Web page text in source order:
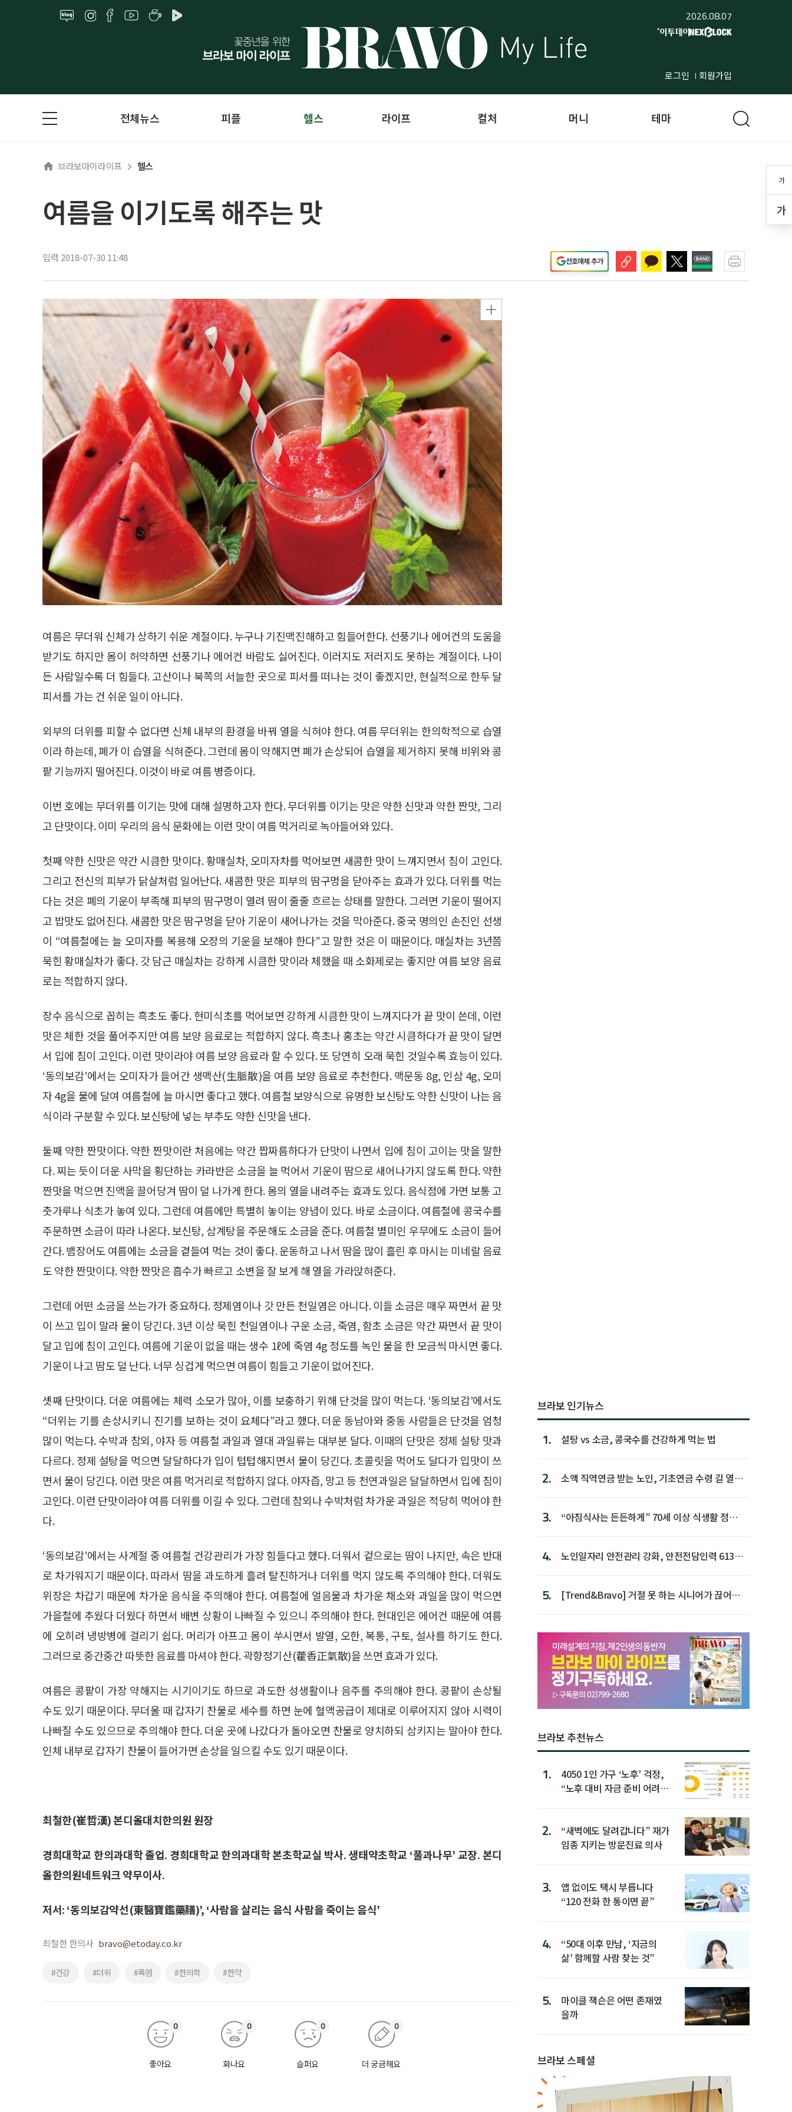
2026.08.07
로그인 회원가입
가
가
전체뉴스 피플 헬스 라이프 컬처 머니 테마
브라보마이라이프 헬스
여름을 이기도록 해주는 맛
입력 2018-07-30 11:48 선호매체 추가
여름은 무더워 신체가 상하기 쉬운 계절이다. 누구나 기진맥진해하고 힘들어한다. 선풍기나 에어컨의 도움을
받기도 하지만 몸이 허약하면 선풍기나 에어컨 바람도 싫어진다. 이러지도 저러지도 못하는 계절이다. 나이
든 사람일수록 더 힘들다. 고산이나 북쪽의 서늘한 곳으로 피서를 떠나는 것이 좋겠지만, 현실적으로 한두 달
피서를 가는 건 쉬운 일이 아니다.
외부의 더위를 피할 수 없다면 신체 내부의 환경을 바꿔 열을 식혀야 한다. 여름 무더위는 한의학적으로 습열
이라 하는데, 폐가 이 습열을 식혀준다. 그런데 몸이 약해지면 폐가 손상되어 습열을 제거하지 못해 비위와 콩
팥 기능까지 떨어진다. 이것이 바로 여름 병증이다.
이번 호에는 무더위를 이기는 맛에 대해 설명하고자 한다. 무더위를 이기는 맛은 약한 신맛과 약한 짠맛, 그리
고 단맛이다. 이미 우리의 음식 문화에는 이런 맛이 여름 먹거리로 녹아들어와 있다.
첫째 약한 신맛은 약간 시큼한 맛이다. 황매실차, 오미자차를 먹어보면 새콤한 맛이 느껴지면서 침이 고인다.
그리고 전신의 피부가 닭살처럼 일어난다. 새콤한 맛은 피부의 땀구멍을 닫아주는 효과가 있다. 더위를 먹는
다는 것은 폐의 기운이 부족해 피부의 땀구멍이 열려 땀이 줄줄 흐르는 상태를 말한다. 그러면 기운이 떨어지
고 밥맛도 없어진다. 새콤한 맛은 땀구멍을 닫아 기운이 새어나가는 것을 막아준다. 중국 명의인 손진인 선생
이 “여름철에는 늘 오미자를 복용해 오장의 기운을 보해야 한다”고 말한 것은 이 때문이다. 매실차는 3년쯤
묵힌 황매실차가 좋다. 갓 담근 매실차는 강하게 시큼한 맛이라 체했을 때 소화제로는 좋지만 여름 보양 음료
로는 적합하지 않다.
장수 음식으로 꼽히는 흑초도 좋다. 현미식초를 먹어보면 강하게 시큼한 맛이 느껴지다가 끝 맛이 쓴데, 이런
맛은 체한 것을 풀어주지만 여름 보양 음료로는 적합하지 않다. 흑초나 홍초는 약간 시큼하다가 끝 맛이 달면
서 입에 침이 고인다. 이런 맛이라야 여름 보양 음료라 할 수 있다. 또 당연히 오래 묵힌 것일수록 효능이 있다.
‘동의보감’에서는 오미자가 들어간 생맥산(生脈散)을 여름 보양 음료로 추천한다. 맥문동 8g, 인삼 4g, 오미
자 4g을 물에 달여 여름철에 늘 마시면 좋다고 했다. 여름철 보양식으로 유명한 보신탕도 약한 신맛이 나는 음
식이라 구분할 수 있다. 보신탕에 넣는 부추도 약한 신맛을 낸다.
둘째 약한 짠맛이다. 약한 짠맛이란 처음에는 약간 짭짜름하다가 단맛이 나면서 입에 침이 고이는 맛을 말한
다. 찌는 듯이 더운 사막을 횡단하는 카라반은 소금을 늘 먹어서 기운이 땀으로 새어나가지 않도록 한다. 약한
짠맛을 먹으면 진액을 끌어당겨 땀이 덜 나가게 한다. 몸의 열을 내려주는 효과도 있다. 음식점에 가면 보통 고
춧가루나 식초가 놓여 있다. 그런데 여름에만 특별히 놓이는 양념이 있다. 바로 소금이다. 여름철에 콩국수를
주문하면 소금이 따라 나온다. 보신탕, 삼계탕을 주문해도 소금을 준다. 여름철 별미인 우무에도 소금이 들어
간다. 뱀장어도 여름에는 소금을 곁들여 먹는 것이 좋다. 운동하고 나서 땀을 많이 흘린 후 마시는 미네랄 음료
도 약한 짠맛이다. 약한 짠맛은 흡수가 빠르고 소변을 잘 보게 해 열을 가라앉혀준다.
그런데 어떤 소금을 쓰는가가 중요하다. 정제염이나 갓 만든 천일염은 아니다. 이들 소금은 매우 짜면서 끝 맛
이 쓰고 입이 말라 물이 당긴다. 3년 이상 묵힌 천일염이나 구운 소금, 죽염, 함초 소금은 약간 짜면서 끝 맛이
달고 입에 침이 고인다. 여름에 기운이 없을 때는 생수 1ℓ에 죽염 4g 정도를 녹인 물을 한 모금씩 마시면 좋다.
기운이 나고 땀도 덜 난다. 너무 싱겁게 먹으면 여름이 힘들고 기운이 없어진다.
셋째 단맛이다. 더운 여름에는 체력 소모가 많아, 이를 보충하기 위해 단것을 많이 먹는다. ‘동의보감’에서도
“더위는 기를 손상시키니 진기를 보하는 것이 요체다”라고 했다. 더운 동남아와 중동 사람들은 단것을 엄청
많이 먹는다. 수박과 참외, 야자 등 여름철 과일과 열대 과일류는 대부분 달다. 이때의 단맛은 정제 설탕 맛과
다르다. 정제 설탕을 먹으면 달달하다가 입이 텁텁해지면서 물이 당긴다. 초콜릿을 먹어도 달다가 입맛이 쓰
면서 물이 당긴다. 이런 맛은 여름 먹거리로 적합하지 않다. 야자즙, 망고 등 천연과일은 달달하면서 입에 침이
고인다. 이런 단맛이라야 여름 더위를 이길 수 있다. 그런데 참외나 수박처럼 차가운 과일은 적당히 먹어야 한
다.
‘동의보감’에서는 사계절 중 여름철 건강관리가 가장 힘들다고 했다. 더워서 겉으로는 땀이 나지만, 속은 반대
로 차가워지기 때문이다. 따라서 땀을 과도하게 흘려 탈진하거나 더위를 먹지 않도록 주의해야 한다. 더워도
위장은 차갑기 때문에 차가운 음식을 주의해야 한다. 여름철에 얼음물과 차가운 채소와 과일을 많이 먹으면
가을철에 추웠다 더웠다 하면서 배변 상황이 나빠질 수 있으니 주의해야 한다. 현대인은 에어컨 때문에 여름
에 오히려 냉방병에 걸리기 쉽다. 머리가 아프고 몸이 쑤시면서 발열, 오한, 복통, 구토, 설사를 하기도 한다.
그러므로 중간중간 따뜻한 음료를 마셔야 한다. 곽향정기산(藿香正氣散)을 쓰면 효과가 있다.
여름은 콩팥이 가장 약해지는 시기이기도 하므로 과도한 성생활이나 음주를 주의해야 한다. 콩팥이 손상될
수도 있기 때문이다. 무더울 때 갑자기 찬물로 세수를 하면 눈에 혈액공급이 제대로 이루어지지 않아 시력이
나빠질 수도 있으므로 주의해야 한다. 더운 곳에 나갔다가 돌아오면 찬물로 양치하되 삼키지는 말아야 한다.
인체 내부로 갑자기 찬물이 들어가면 손상을 일으킬 수도 있기 때문이다.
최철한(崔哲漢) 본디올대치한의원 원장
경희대학교 한의과대학 졸업. 경희대학교 한의과대학 본초학교실 박사. 생태약초학교 ‘풀과나무’ 교장. 본디
올한의원네트워크 약무이사.
저서: ‘동의보감약선(東醫寶鑑藥膳)’, ‘사람을 살리는 음식 사람을 죽이는 음식’
최철한 한의사 bravo@etoday.co.kr
#건강 #더위 #폭염 #한의학 #한약
좋아요
0
화나요
0
슬퍼요
0
더 궁금해요
0
브라보 인기뉴스
1. 설탕 vs 소금, 콩국수를 건강하게 먹는 법
2.
소액 직역연금 받는 노인, 기초연금 수령 길 열린
3.
“아침식사는 든든하게” 70세 이상 식생활 점수
4.
노인일자리 안전관리 강화, 안전전담인력 613명
5.
[Trend&Bravo] 거절 못 하는 시니어가 끊어야
브라보 추천뉴스
1.
4050 1인 가구 ‘노후’ 걱정,
“노후 대비 자금 준비 어려
2.
“새벽에도 달려갑니다” 재가
임종 지키는 방문진료 의사
3.
앱 없이도 택시 부릅니다
“120 전화 한 통이면 끝”
4.
“50대 이후 만남, ‘지금의
삶’ 함께할 사람 찾는 것”
5.
마이클 잭슨은 어떤 존재였
을까
브라보 스페셜